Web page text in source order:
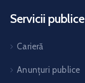
Servicii publice
Carieră
Anunțuri publice